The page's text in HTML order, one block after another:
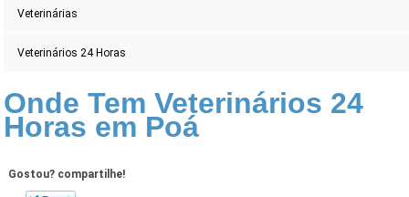
Veterinárias
Veterinários 24 Horas
Onde Tem Veterinários 24
Horas em Poá
Gostou? compartilhe!